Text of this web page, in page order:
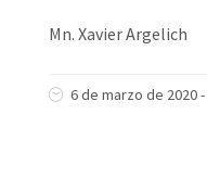
Mn. Xavier Argelich
6 de marzo de 2020-